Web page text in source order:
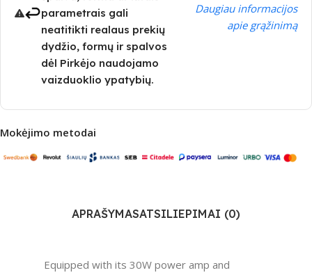
parametrais gali
neatitikti realaus prekių
dydžio, formų ir spalvos
dėl Pirkėjo naudojamo
vaizduoklio ypatybių.
Daugiau informacijos
apie grąžinimą
Mokėjimo metodai
APRAŠYMASATSILIEPIMAI (0)
Equipped with its 30W power amp and